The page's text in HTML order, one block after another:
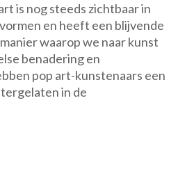
is nog steeds zichtbaar in
en heeft een blijvende
waarop we naar kunst
benadering en
pop art-kunstenaars een
in de